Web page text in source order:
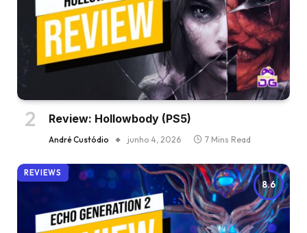
Review: Hollowbody (PS5)
André Custódio junho 4, 2026 7 Mins Read
8.6
REVIEWS